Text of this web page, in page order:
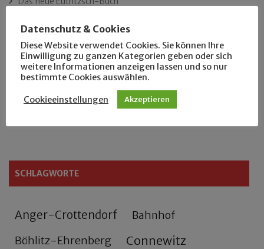
Der Leipziger Schmiedetag von 1904
Rennfahrer in Schönefeld und Zschocher
Zu Fuß durch Anger-Crottendorf
SCHLAGWORTE
Anger-Crottendorf Bahnhof
Böhlitz-Ehrenberg Connewitz
Datenschutz & Cookies
Diese Website verwendet Cookies. Sie können Ihre
Einwilligung zu ganzen Kategorien geben oder sich
weitere Informationen anzeigen lassen und so nur
bestimmte Cookies auswählen.
Cookieeinstellungen Akzeptieren